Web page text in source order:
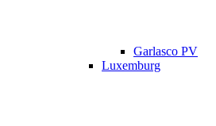
Garlasco PV
Luxemburg